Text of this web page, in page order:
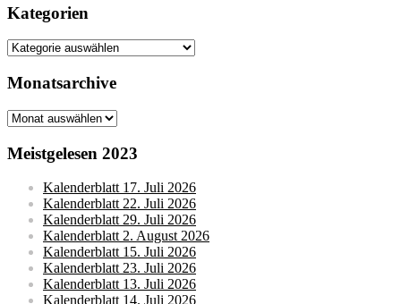
Kategorien
Kategorien
Monatsarchive
Monatsarchive
Meistgelesen 2023
Kalenderblatt 17. Juli 2026
Kalenderblatt 22. Juli 2026
Kalenderblatt 29. Juli 2026
Kalenderblatt 2. August 2026
Kalenderblatt 15. Juli 2026
Kalenderblatt 23. Juli 2026
Kalenderblatt 13. Juli 2026
Kalenderblatt 14. Juli 2026